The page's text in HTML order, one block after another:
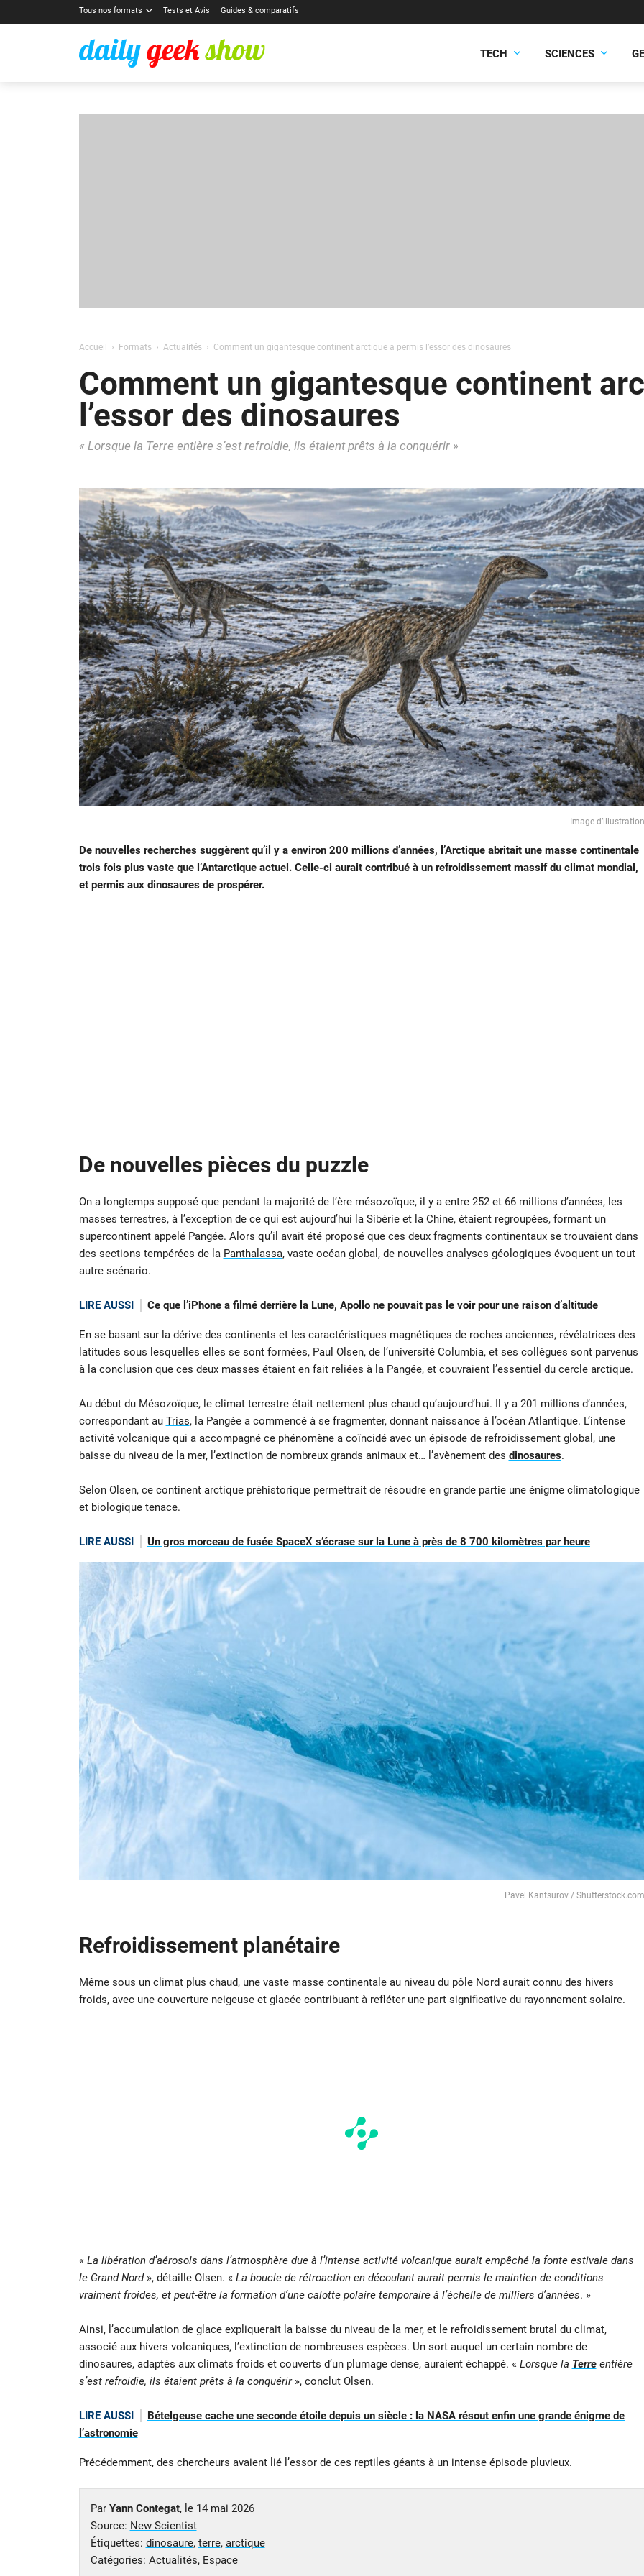
Tous nos formats Tests et Avis Guides & comparatifs
TECH SCIENCES
Accueil Formats Actualités Comment un gigantesque continent arctique a permis l’essor des dinosaures
Comment un gigantesque continent
l’essor des dinosaures
« Lorsque la Terre entière s’est refroidie, ils étaient prêts à la conquérir »
Image d’illustration
De nouvelles recherches suggèrent qu’il y a environ 200 millions d’années, l’Arctiqueabritait une masse continentale
trois fois plus vaste que l’Antarctique actuel. Celle-ci aurait contribué à un refroidissement massif du climat mondial,
et permis aux dinosaures de prospérer.
De nouvelles pièces du puzzle
On a longtemps supposé que pendant la majorité de l’ère mésozoïque, il y a entre 252 et 66 millions d’années, les
masses terrestres, à l’exception de ce qui est aujourd’hui la Sibérie et la Chine, étaient regroupées, formant un
supercontinent appelé Pangée. Alors qu’il avait été proposé que ces deux fragments continentaux se trouvaient dans
des sections tempérées de la Panthalassa, vaste océan global, de nouvelles analyses géologiques évoquent un tout
autre scénario.
LIRE AUSSI Ce que l’iPhone a filmé derrière la Lune, Apollo ne pouvait pas le voir pour une raison d’altitude
En se basant sur la dérive des continents et les caractéristiques magnétiques de roches anciennes, révélatrices des
latitudes sous lesquelles elles se sont formées, Paul Olsen, de l’université Columbia, et ses collègues sont parvenus
à la conclusion que ces deux masses étaient en fait reliées à la Pangée, et couvraient l’essentiel du cercle arctique.
Au début du Mésozoïque, le climat terrestre était nettement plus chaud qu’aujourd’hui. Il y a 201 millions d’années,
correspondant au Trias, la Pangée a commencé à se fragmenter, donnant naissance à l’océan Atlantique. L’intense
activité volcanique qui a accompagné ce phénomène a coïncidé avec un épisode de refroidissement global, une
baisse du niveau de la mer, l’extinction de nombreux grands animaux et… l’avènement des dinosaures.
Selon Olsen, ce continent arctique préhistorique permettrait de résoudre en grande partie une énigme climatologique
et biologique tenace.
LIRE AUSSI Un gros morceau de fusée SpaceX s’écrase sur la Lune à près de 8 700 kilomètres par heure
— Pavel Kantsurov / Shutterstock.com
Refroidissement planétaire
Même sous un climat plus chaud, une vaste masse continentale au niveau du pôle Nord aurait connu des hivers
froids, avec une couverture neigeuse et glacée contribuant à refléter une part significative du rayonnement solaire.
« La libération d’aérosols dans l’atmosphère due à l’intense activité volcanique aurait empêché la fonte estivale dans
le Grand Nord», détaille Olsen. « La boucle de rétroaction en découlant aurait permis le maintien de conditions
vraiment froides, et peut-être la formation d’une calotte polaire temporaire à l’échelle de milliers d’années. »
Ainsi, l’accumulation de glace expliquerait la baisse du niveau de la mer, et le refroidissement brutal du climat,
associé aux hivers volcaniques, l’extinction de nombreuses espèces. Un sort auquel un certain nombre de
dinosaures, adaptés aux climats froids et couverts d’un plumage dense, auraient échappé. « Lorsque la Terreentière
s’est refroidie, ils étaient prêts à la conquérir», conclut Olsen.
LIRE AUSSI
Bételgeuse cache une seconde étoile depuis un siècle : la NASA résout enfin une grande énigme de
l’astronomie
Précédemment, des chercheurs avaient lié l’essor de ces reptiles géants à un intense épisode pluvieux.
Par Yann Contegat, le 14 mai 2026
Source: New Scientist
Étiquettes: dinosaure, terre, arctique
Catégories: Actualités, Espace